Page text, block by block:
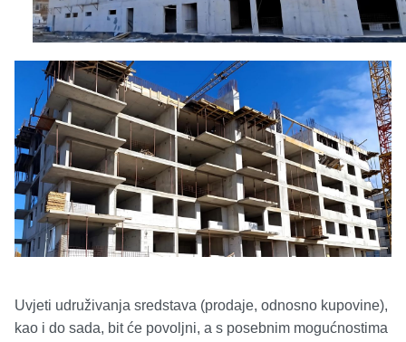
Uvjeti udruživanja sredstava (prodaje, odnosno kupovine),
kao i do sada, bit će povoljni, a s posebnim mogućnostima